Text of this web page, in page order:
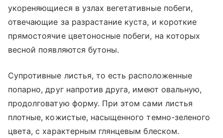
укореняющиеся в узлах вегетативные побеги,
отвечающие за разрастание куста, и короткие
прямостоячие цветоносные побеги, на которых
весной появляются бутоны.
Супротивные листья, то есть расположенные
попарно, друг напротив друга, имеют овальную,
продолговатую форму. При этом сами листья
плотные, кожистые, насыщенного темно-зеленого
цвета, с характерным глянцевым блеском.